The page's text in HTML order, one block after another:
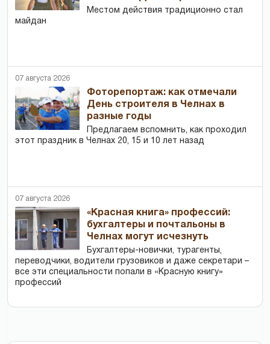
Местом действия традиционно стал
майдан
07 августа 2026
Фоторепортаж: как отмечали
День строителя в Челнах в
разные годы
Предлагаем вспомнить, как проходил
этот праздник в Челнах 20, 15 и 10 лет назад
07 августа 2026
«Красная книга» профессий:
бухгалтеры и почтальоны в
Челнах могут исчезнуть
Бухгалтеры-новички, тур­агенты,
переводчики, водители грузовиков и даже секретари –
все эти специальности попали в «Красную книгу»
профессий